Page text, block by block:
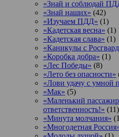
«Знай и соблюдай
«Знай наших» (42)
«Изучаем ПДД» (1)
«Кадетская весна» (1)
«Кадетская слава» (1)
«Каникулы с
«Коробка добра» (1)
«Лес Победы» (8)
«Лето без опасности»
«Лови удачу с умной
«Мак» (5)
«Маленький
ответственность!» (11)
«Минута молчания»
«Многодетная